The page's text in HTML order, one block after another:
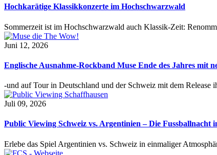
Hochkarätige Klassikkonzerte im Hochschwarzwald
Sommerzeit ist im Hochschwarzwald auch Klassik-Zeit:
Juni 12, 2026
Englische Ausnahme-Rockband Muse Ende des Jahres mit
-und auf Tour in Deutschland und der Schweiz mit dem
Juli 09, 2026
Public Viewing Schweiz vs. Argentinien – Die Fussballnacht
Erlebe das Spiel Argentinien vs. Schweiz in einmaliger